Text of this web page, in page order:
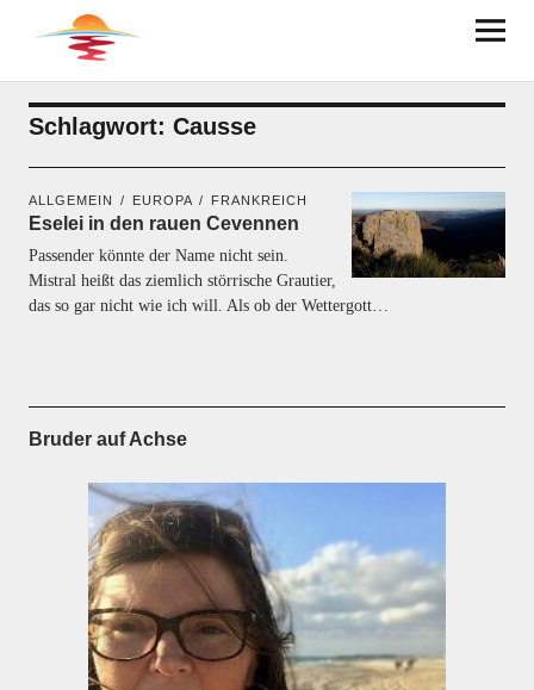
BRUDER AUF ACHSE
Schlagwort: Causse
ALLGEMEIN EUROPA FRANKREICH
Eselei in den rauen Cevennen
Passender könnte der Name nicht sein.
Mistral heißt das ziemlich störrische Grautier,
das so gar nicht wie ich will. Als ob der Wettergott…
Bruder auf Achse